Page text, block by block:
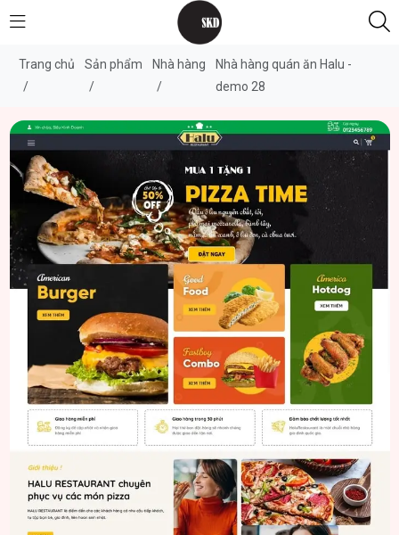
Trang chủ
/
Sản phẩm
/
Nhà hàng
/
Nhà hàng quán ăn Halu -
demo 28